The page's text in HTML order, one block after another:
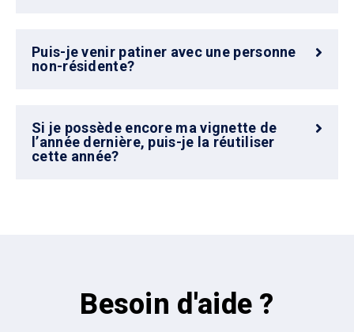
Puis-je venir patiner avec une personne
non-résidente?
Si je possède encore ma vignette de
l’année dernière, puis-je la réutiliser
cette année?
Besoin d'aide ?